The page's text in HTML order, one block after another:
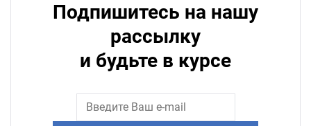
Подпишитесь на нашу
рассылку
и будьте в курсе